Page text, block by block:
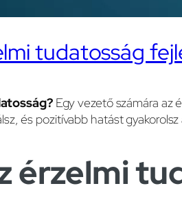
tudatosság
Egy vezető számára az
és pozitívabb hatást
érzelmi